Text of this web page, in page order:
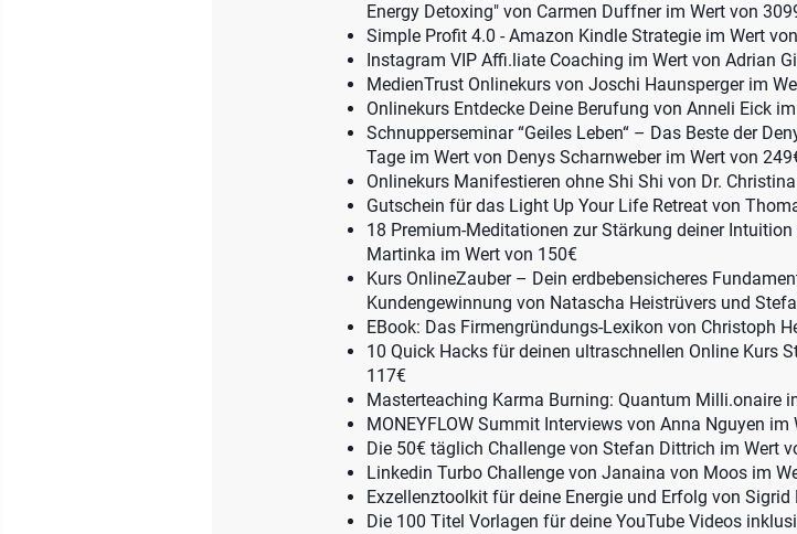
Energy Detoxing" von Carmen Duffner im Wert von
Simple Profit 4.0 - Amazon Kindle Strategie im Wert
Instagram VIP Affi.liate Coaching im Wert von Adrian
MedienTrust Onlinekurs von Joschi Haunsperger im
Onlinekurs Entdecke Deine Berufung von Anneli Eick
Schnupperseminar “Geiles Leben“ – Das Beste der
Tage im Wert von Denys Scharnweber im Wert von
Onlinekurs Manifestieren ohne Shi Shi von Dr.
Gutschein für das Light Up Your Life Retreat von
18 Premium-Meditationen zur Stärkung deiner
Martinka im Wert von 150€
Kurs OnlineZauber – Dein erdbebensicheres
Kundengewinnung von Natascha Heistrüvers und
EBook: Das Firmengründungs-Lexikon von Christoph
10 Quick Hacks für deinen ultraschnellen Online Kurs
117€
Masterteaching Karma Burning: Quantum Milli.onaire
MONEYFLOW Summit Interviews von Anna Nguyen im
Die 50€ täglich Challenge von Stefan Dittrich im Wert
Linkedin Turbo Challenge von Janaina von Moos im
Exzellenztoolkit für deine Energie und Erfolg von Sigrid
Die 100 Titel Vorlagen für deine YouTube Videos